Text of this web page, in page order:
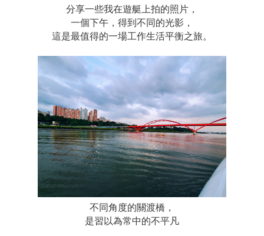
分享一些我在遊艇上拍的照片，
一個下午，得到不同的光影，
這是最值得的一場工作生活平衡之旅。
不同角度的關渡橋，
是習以為常中的不平凡